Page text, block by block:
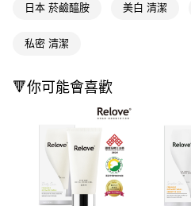
【「AFTEE先享後付」結帳流程】
結帳頁面，進行簡訊認證並確認金額後，
ATM／網路銀行／等多元方式進行付款，
購買商品的店家。未經商家同意取消之
後付繳納相關費用。
※ 交易是否成功請以「AFTEE先享後付
是否繳費成功／繳費後需取消欲退款等
客戶支援中心」
https://
【注意事項】
每筆NT$65，滿NT$390(含以上)免
付款後全家取貨
萊爾富取貨付款
每筆NT$65，滿NT$490(含以上)免
付款後萊爾富取貨
每筆NT$65，滿NT$490(含以上)免
7-11取貨付款
日本 菸鹼醯胺 美白 清潔
私密 清潔
🔻你可能會喜歡